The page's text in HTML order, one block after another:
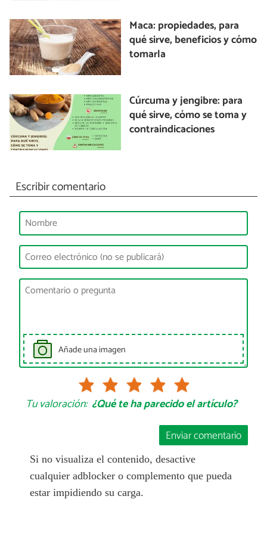
Maca: propiedades, para
qué sirve, beneficios y cómo
tomarla
Cúrcuma y jengibre: para
qué sirve, cómo se toma y
contraindicaciones
Escribir comentario
Añade una imagen
Tu valoración: ¿Qué te ha parecido el artículo?
Enviar comentario
Si no visualiza el contenido, desactive
cualquier adblocker o complemento que pueda
estar impidiendo su carga.